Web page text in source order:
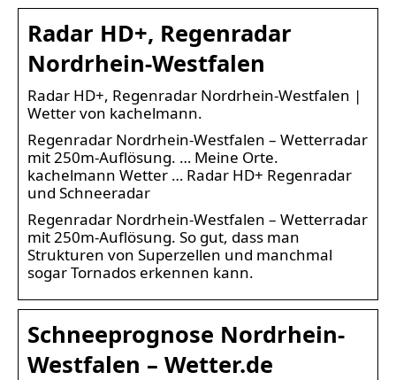
Radar HD+, Regenradar
Nordrhein-Westfalen
Radar HD+, Regenradar Nordrhein-Westfalen |
Wetter von kachelmann.
Regenradar Nordrhein-Westfalen – Wetterradar
mit 250m-Auflösung. … Meine Orte.
kachelmann Wetter … Radar HD+ Regenradar
und Schneeradar
Regenradar Nordrhein-Westfalen – Wetterradar
mit 250m-Auflösung. So gut, dass man
Strukturen von Superzellen und manchmal
sogar Tornados erkennen kann.
Schneeprognose Nordrhein-
Westfalen – Wetter.de